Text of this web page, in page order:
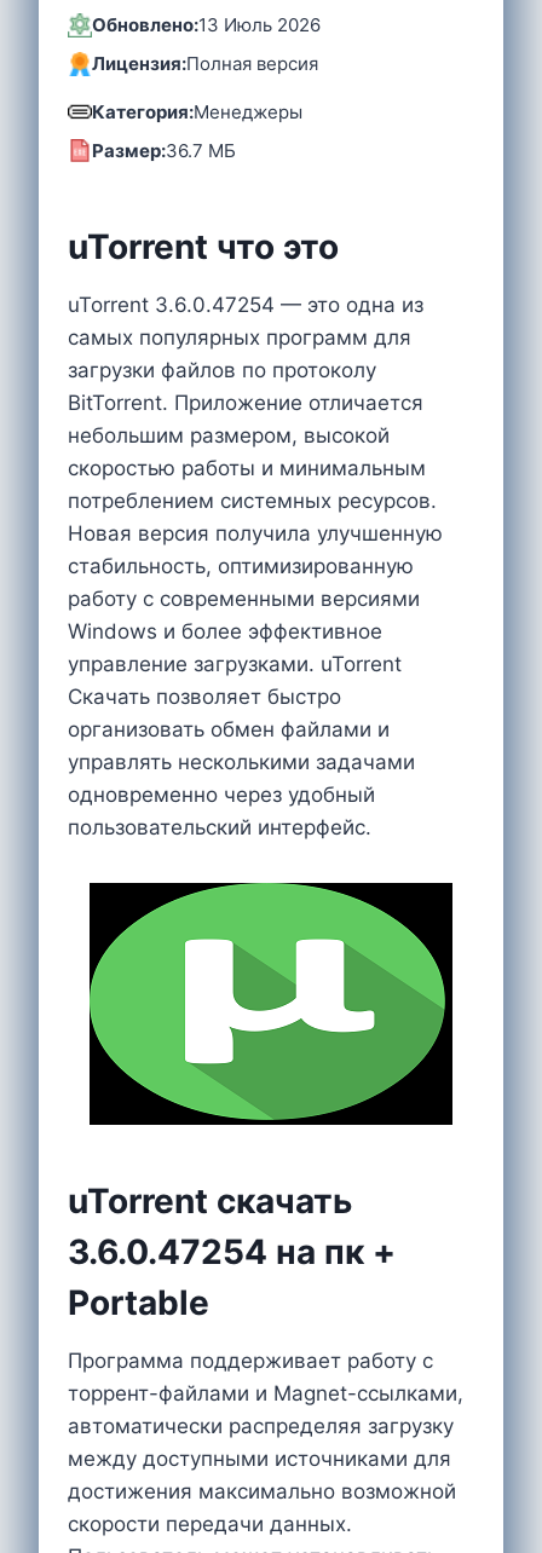
Обновлено:13 Июль 2026
Лицензия:Полная версия
Категория:Менеджеры
Размер:36.7 MБ
uTorrent что это
uTorrent 3.6.0.47254 — это одна из
самых популярных программ для
загрузки файлов по протоколу
BitTorrent. Приложение отличается
небольшим размером, высокой
скоростью работы и минимальным
потреблением системных ресурсов.
Новая версия получила улучшенную
стабильность, оптимизированную
работу с современными версиями
Windows и более эффективное
управление загрузками. uTorrent
Скачать позволяет быстро
организовать обмен файлами и
управлять несколькими задачами
одновременно через удобный
пользовательский интерфейс.
uTorrent скачать
3.6.0.47254 на пк +
Portable
Программа поддерживает работу с
торрент-файлами и Magnet-ссылками,
автоматически распределяя загрузку
между доступными источниками для
достижения максимально возможной
скорости передачи данных.